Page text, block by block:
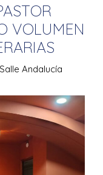
VOLUMEN
Andalucía